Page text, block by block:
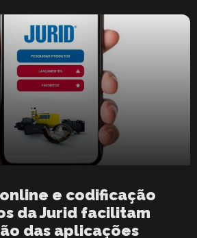
e codificação
da Jurid facilitam
das aplicações